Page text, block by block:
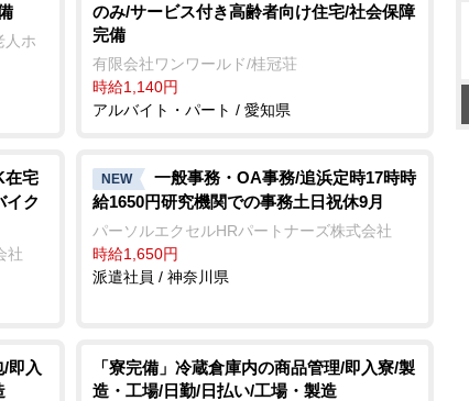
人ホ
のみ/サービス付き高齢者向け住宅/社会保障
完備
有限会社ワンワールド/桂冠荘
時給1,140円
アルバイト・パート / 愛知県
在宅
イク
社
NEW
一般事務・OA事務/追浜定時17時時
給1650円研究機関での事務土日祝休9月
パーソルエクセルHRパートナーズ株式会社
時給1,650円
派遣社員 / 神奈川県
即入
「寮完備」冷蔵倉庫内の商品管理/即入寮/製
造・工場/日勤/日払い/工場・製造